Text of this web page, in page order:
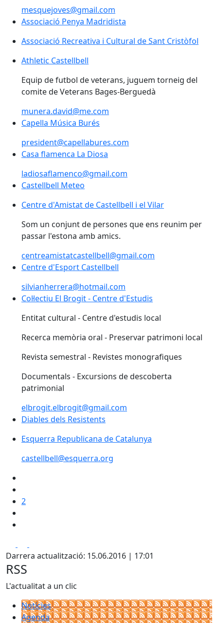
mesquejoves@gmail.com
Associació Penya Madridista
Associació Recreativa i Cultural de Sant Cristòfol
Athletic Castellbell
Equip de futbol de veterans, juguem torneig del
comite de Veterans Bages-Berguedà
munera.david@me.com
Capella Música Burés
president@capellabures.com
Casa flamenca La Diosa
ladiosaflamenco@gmail.com
Castellbell Meteo
Centre d'Amistat de Castellbell i el Vilar
Som un conjunt de persones que ens reunim per
passar l'estona amb amics.
centreamistatcastellbell@gmail.com
Centre d'Esport Castellbell
silvianherrera@hotmail.com
Col·lectiu El Brogit - Centre d'Estudis
Entitat cultural - Centre d'estudis local
Recerca memòria oral - Preservar patrimoni local
Revista semestral - Revistes monografiques
Documentals - Excursions de descoberta
patrimonial
elbrogit.elbrogit@gmail.com
Diables dels Resistents
Esquerra Republicana de Catalunya
castellbell@esquerra.org
2
Darrera actualització: 15.06.2016 | 17:01
RSS
L'actualitat a un clic
Notícies
Agenda